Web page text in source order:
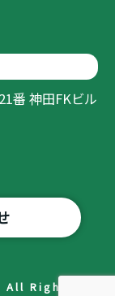
番 神田FKビル
All Rights